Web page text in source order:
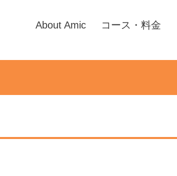
About Amic コース・料金